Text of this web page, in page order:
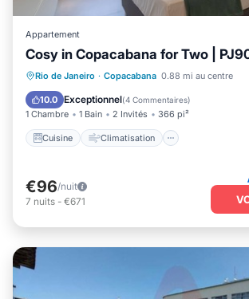
Appartement
Cosy in Copacabana for Two |
Rio de Janeiro · Copacabana 0.88 mi au centre
10.0 Exceptionnel(4 Commentaires)
1 Chambre 1 Bain 2 Invités 366 pi²
Cuisine Climatisation
Cuisine Climatisation
Adapté aux enfants
€96/nuit
7 nuits - €671